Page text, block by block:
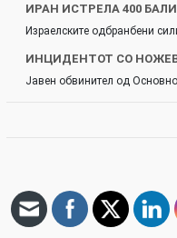
ИРАН ИСТРЕЛА 400
Израелските одбранбени
ИНЦИДЕНТОТ СО
Јавен обвинител од